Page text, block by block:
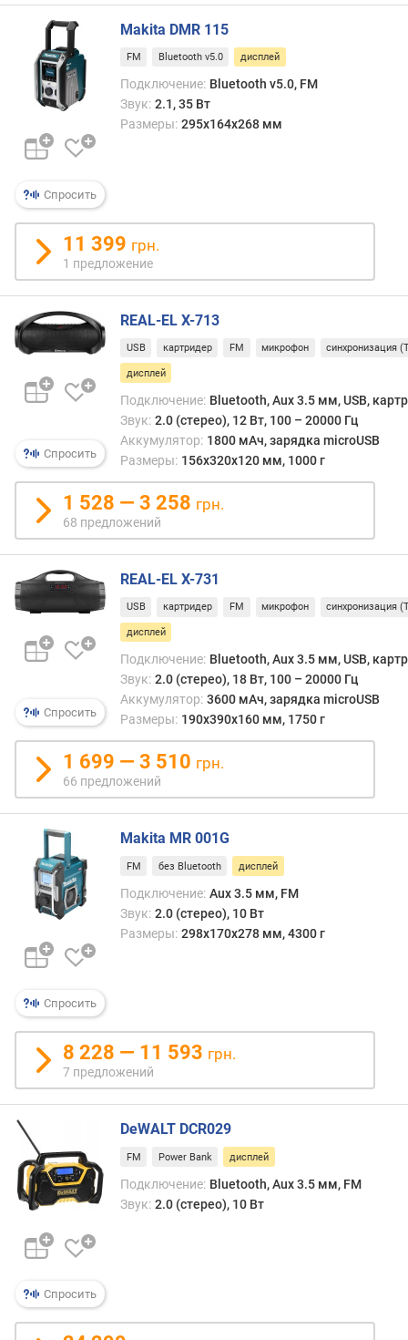
т
)
с
и
н
р
о
и
з
а
ц
и
я
к
о
л
о
н
п
о
д
д
е
ж
a
p
к
с
т
ь
а
к
к
м
у
я
т
р
ч
)
в
р
е
я
а
в
Спросить
Makita DMR 115
FM Bluetooth v5.0 дисплей
Подключение: Bluetooth v5.0, FM
Звук: 2.1, 35 Вт
Размеры: 295x164x268 мм
11 399 грн.
1 предложение
Спросить
REAL-EL X-713
USB картридер FM микрофон синхронизация
дисплей
Подключение: Bluetooth, Aux 3.5 мм, USB,
Звук: 2.0 (стерео), 12 Вт, 100 – 20000 Гц
Аккумулятор: 1800 мАч, зарядка microUSB
Размеры: 156x320x120 мм, 1000 г
1 528 — 3 258 грн.
68 предложений
Спросить
REAL-EL X-731
USB картридер FM микрофон синхронизация
дисплей
Подключение: Bluetooth, Aux 3.5 мм, USB,
Звук: 2.0 (стерео), 18 Вт, 100 – 20000 Гц
Аккумулятор: 3600 мАч, зарядка microUSB
Размеры: 190x390x160 мм, 1750 г
1 699 — 3 510 грн.
66 предложений
Спросить
Makita MR 001G
FM без Bluetooth дисплей
Подключение: Aux 3.5 мм, FM
Звук: 2.0 (стерео), 10 Вт
Размеры: 298x170x278 мм, 4300 г
8 228 — 11 593 грн.
7 предложений
Спросить
DeWALT DCR029
FM Power Bank дисплей
Подключение: Bluetooth, Aux 3.5 мм, FM
Звук: 2.0 (стерео), 10 Вт